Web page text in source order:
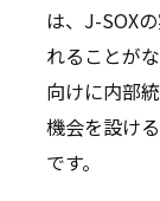
は、J-SOX
れることが
向けに内部
機会を設け
です。